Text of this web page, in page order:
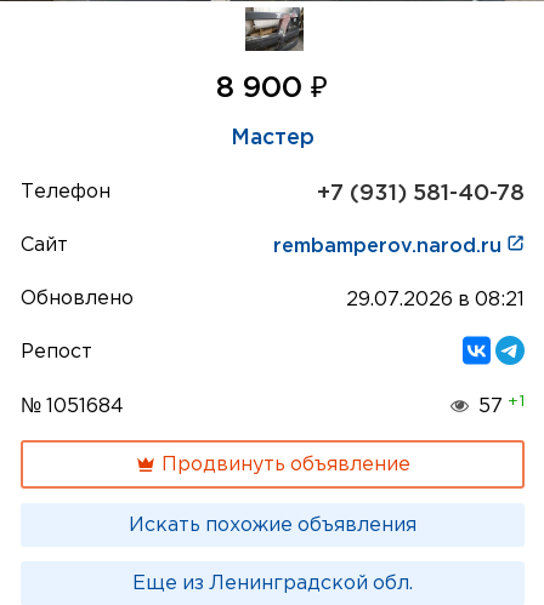
8 900 ₽
Мастер
Телефон +7 (931) 581-40-78
Сайт rembamperov.narod.ru
Обновлено 29.07.2026 в 08:21
Репост
№ 1051684 57 +1
Продвинуть объявление
Искать похожие объявления
Еще из Ленинградской обл.